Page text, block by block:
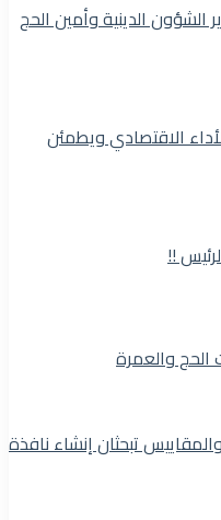
الشؤون الدينية وأمين الحج
الاقتصادي ويطمئن
!!
الحج والعمرة
تبحثان إنشاء نافذة